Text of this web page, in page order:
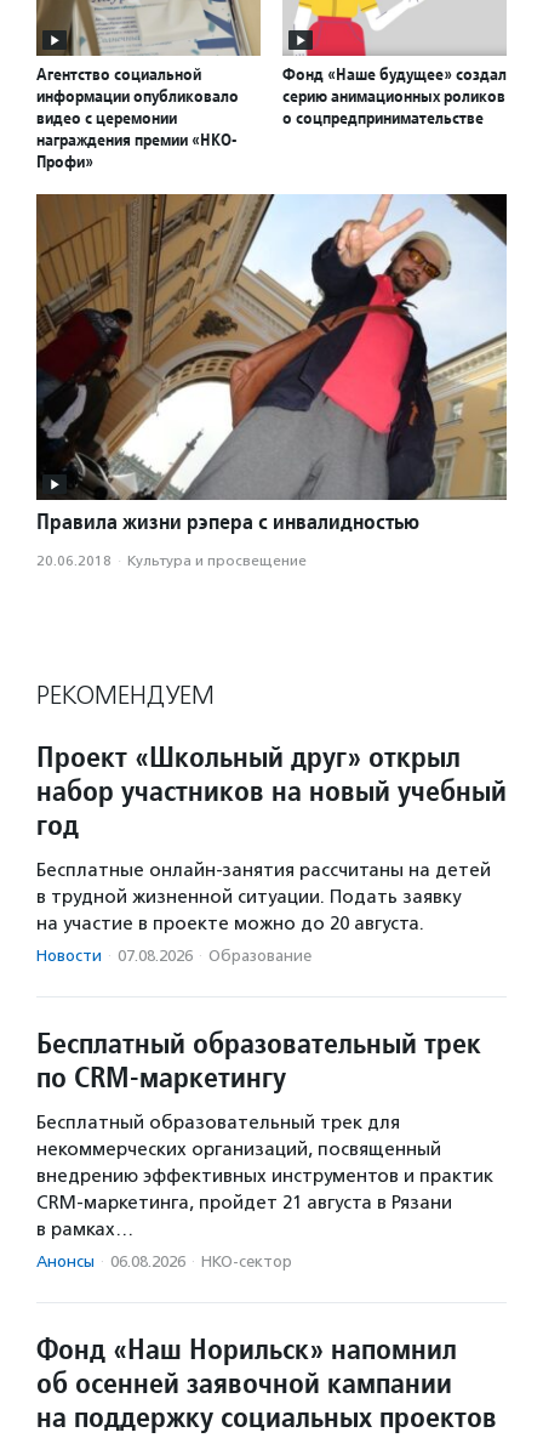
Агентство социальной
информации опубликовало
видео с церемонии
награждения премии «НКО-
Профи»
Фонд «Наше будущее» создал
серию анимационных роликов
о соцпредпринимательстве
Правила жизни рэпера с инвалидностью
20.06.2018 · Культура и просвещение
РЕКОМЕНДУЕМ
Проект «Школьный друг» открыл
набор участников на новый учебный
год
Бесплатные онлайн-занятия рассчитаны на детей
в трудной жизненной ситуации. Подать заявку
на участие в проекте можно до 20 августа.
Новости · 07.08.2026 · Образование
Бесплатный образовательный трек
по CRM-маркетингу
Бесплатный образовательный трек для
некоммерческих организаций, посвященный
внедрению эффективных инструментов и практик
CRM-маркетинга, пройдет 21 августа в Рязани
в рамках…
Анонсы · 06.08.2026 · НКО-сектор
Фонд «Наш Норильск» напомнил
об осенней заявочной кампании
на поддержку социальных проектов